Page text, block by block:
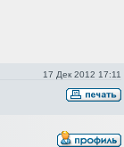
17 Дек 2012 17:11